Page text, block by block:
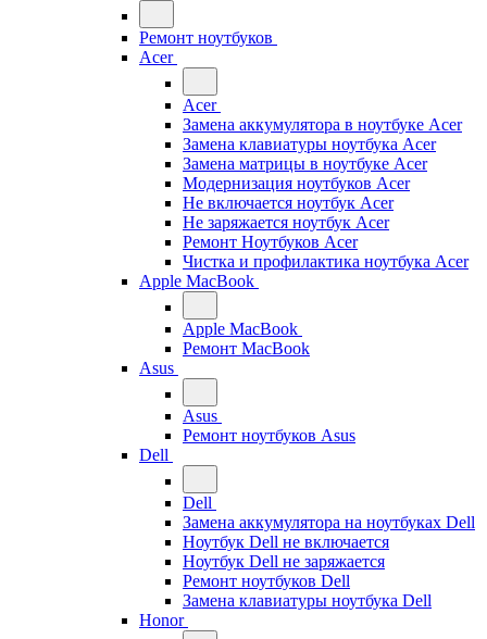
Ремонт ноутбуков
Acer
Acer
Замена аккумулятора в ноутбуке Acer
Замена клавиатуры ноутбука Acer
Замена матрицы в ноутбуке Acer
Модернизация ноутбуков Acer
Не включается ноутбук Acer
Не заряжается ноутбук Acer
Ремонт Ноутбуков Acer
Чистка и профилактика ноутбука Acer
Apple MacBook
Apple MacBook
Ремонт MacBook
Asus
Asus
Ремонт ноутбуков Asus
Dell
Dell
Замена аккумулятора на ноутбуках Dell
Ноутбук Dell не включается
Ноутбук Dell не заряжается
Ремонт ноутбуков Dell
Замена клавиатуры ноутбука Dell
Honor